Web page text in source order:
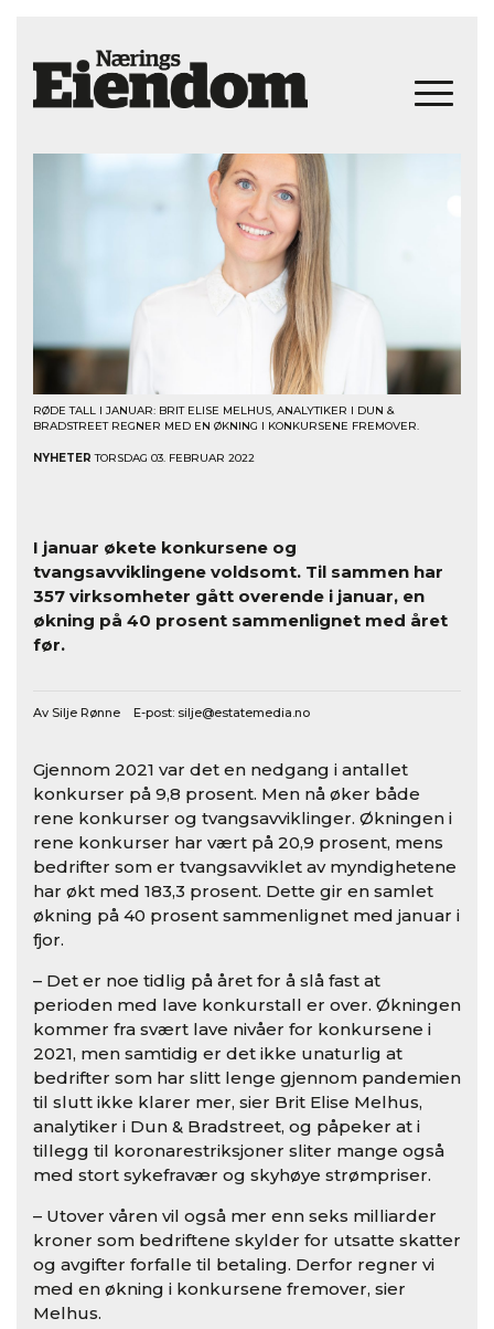
RØDE TALL I JANUAR: BRIT ELISE MELHUS, ANALYTIKER I DUN &
BRADSTREET REGNER MED EN ØKNING I KONKURSENE FREMOVER.
NYHETER TORSDAG 03. FEBRUAR 2022
I januar økete konkursene og
tvangsavviklingene voldsomt. Til sammen har
357 virksomheter gått overende i januar, en
økning på 40 prosent sammenlignet med året
før.
Av Silje Rønne E-post: silje@estatemedia.no
Gjennom 2021 var det en nedgang i antallet
konkurser på 9,8 prosent. Men nå øker både
rene konkurser og tvangsavviklinger. Økningen i
rene konkurser har vært på 20,9 prosent, mens
bedrifter som er tvangsavviklet av myndighetene
har økt med 183,3 prosent. Dette gir en samlet
økning på 40 prosent sammenlignet med januar i
fjor.
– Det er noe tidlig på året for å slå fast at
perioden med lave konkurstall er over. Økningen
kommer fra svært lave nivåer for konkursene i
2021, men samtidig er det ikke unaturlig at
bedrifter som har slitt lenge gjennom pandemien
til slutt ikke klarer mer, sier Brit Elise Melhus,
analytiker i Dun & Bradstreet, og påpeker at i
tillegg til koronarestriksjoner sliter mange også
med stort sykefravær og skyhøye strømpriser.
– Utover våren vil også mer enn seks milliarder
kroner som bedriftene skylder for utsatte skatter
og avgifter forfalle til betaling. Derfor regner vi
med en økning i konkursene fremover, sier
Melhus.